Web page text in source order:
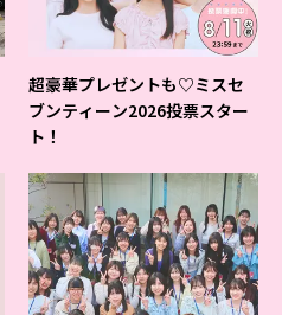
超豪華プレゼントも♡ミスセ
ブンティーン2026投票スター
ト！